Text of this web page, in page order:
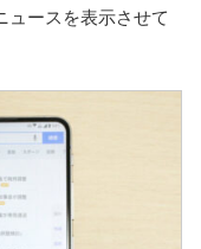
ュースを表示させて